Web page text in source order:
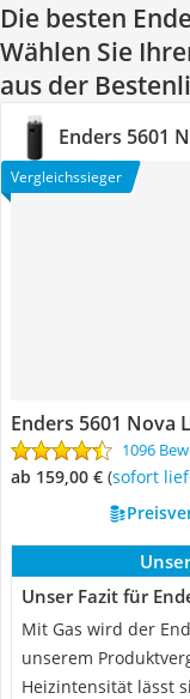
Die besten
Wählen Sie
aus der
Enders 5601
Vergleichssieger
Enders 5601 Nova
1096
ab 159,00 € ( Sofort
Unser Fazit für
Mit Gas wird der
unserem
Heizintensität lässt